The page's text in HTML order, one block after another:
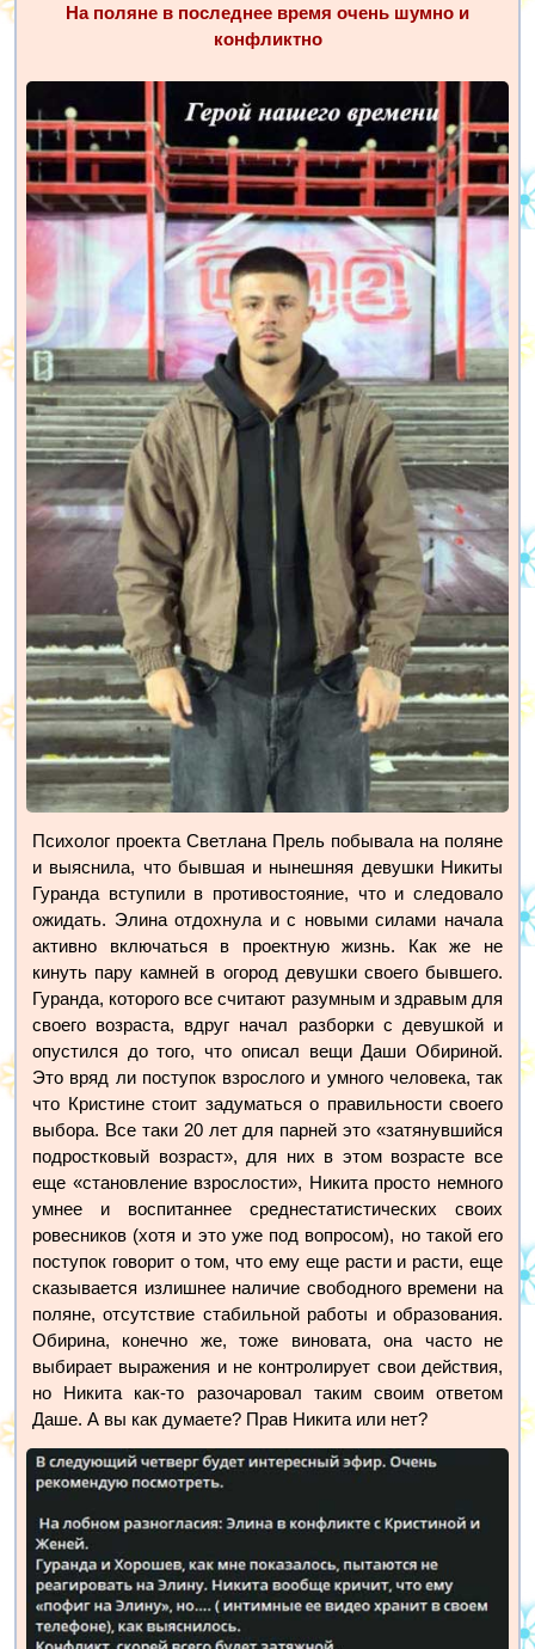
На поляне в последнее время очень шумно и
конфликтно
Психолог проекта Светлана Прель побывала на поляне
и выяснила, что бывшая и нынешняя девушки Никиты
Гуранда вступили в противостояние, что и следовало
ожидать. Элина отдохнула и с новыми силами начала
активно включаться в проектную жизнь. Как же не
кинуть пару камней в огород девушки своего бывшего.
Гуранда, которого все считают разумным и здравым для
своего возраста, вдруг начал разборки с девушкой и
опустился до того, что описал вещи Даши Обириной.
Это вряд ли поступок взрослого и умного человека, так
что Кристине стоит задуматься о правильности своего
выбора. Все таки 20 лет для парней это «затянувшийся
подростковый возраст», для них в этом возрасте все
еще «становление взрослости», Никита просто немного
умнее и воспитаннее среднестатистических своих
ровесников (хотя и это уже под вопросом), но такой его
поступок говорит о том, что ему еще расти и расти, еще
сказывается излишнее наличие свободного времени на
поляне, отсутствие стабильной работы и образования.
Обирина, конечно же, тоже виновата, она часто не
выбирает выражения и не контролирует свои действия,
но Никита как-то разочаровал таким своим ответом
Даше. А вы как думаете? Прав Никита или нет?